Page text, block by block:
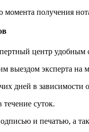
получения
центр удобным
выездом эксперта на
дней в зависимости
суток.
и печатью, а